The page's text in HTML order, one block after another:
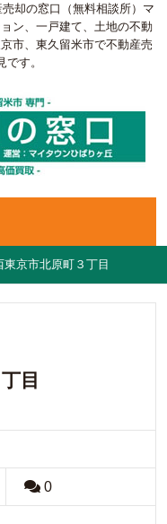
却の窓口（無料相談所）マ
ン、一戸建て、土地の不動
市、東久留米市で不動産売
す。
東京市北原町３丁目
目
0